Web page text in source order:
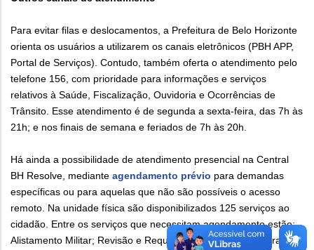
Para evitar filas e deslocamentos, a Prefeitura de Belo Horizonte
orienta os usuários a utilizarem os canais eletrônicos (PBH APP,
Portal de Serviços). Contudo, também oferta o atendimento pelo
telefone 156, com prioridade para informações e serviços
relativos à Saúde, Fiscalização, Ouvidoria e Ocorrências de
Trânsito. Esse atendimento é de segunda a sexta-feira, das 7h às
21h; e nos finais de semana e feriados de 7h às 20h.
Há ainda a possibilidade de atendimento presencial na Central
BH Resolve, mediante agendamento prévio para demandas
específicas ou para aquelas que não são possíveis o acesso
remoto. Na unidade física são disponibilizados 125 serviços ao
cidadão. Entre os serviços que necessitam agendamento estão:
Alistamento Militar; Revisão e Requerimentos IPTU; Abertura